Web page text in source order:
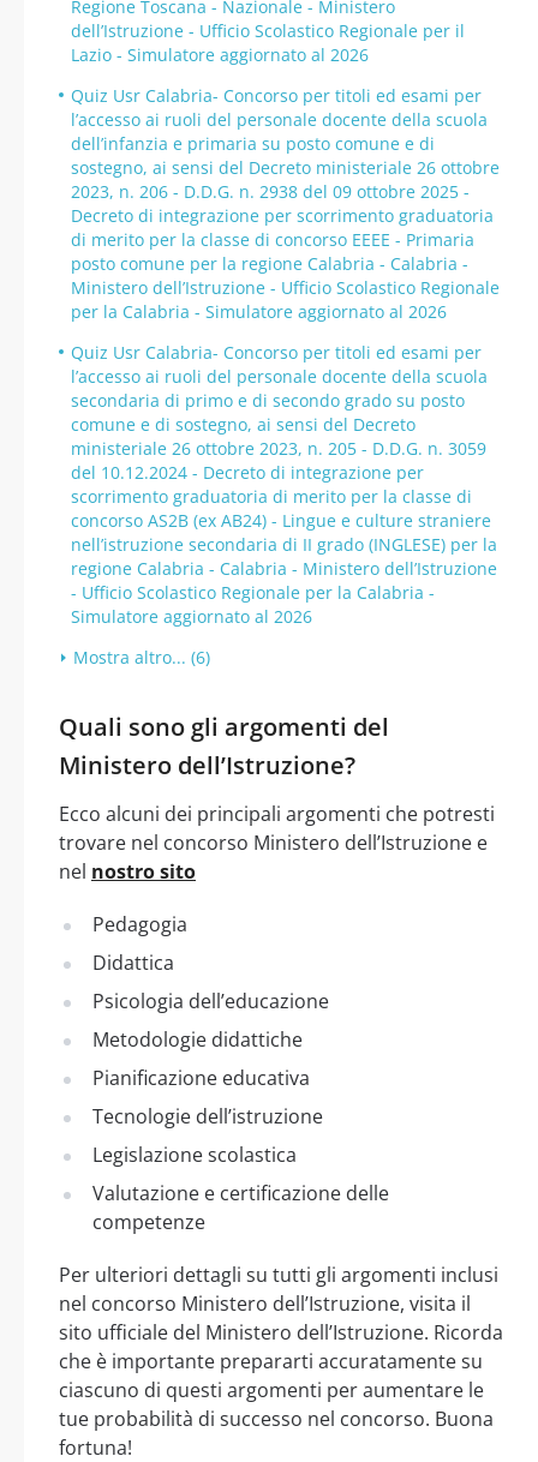
Regione Toscana - Nazionale - Ministero
dell’Istruzione - Ufficio Scolastico Regionale per il
Lazio - Simulatore aggiornato al 2026
Quiz Usr Calabria- Concorso per titoli ed esami per
l’accesso ai ruoli del personale docente della scuola
dell’infanzia e primaria su posto comune e di
sostegno, ai sensi del Decreto ministeriale 26 ottobre
2023, n. 206 - D.D.G. n. 2938 del 09 ottobre 2025 -
Decreto di integrazione per scorrimento graduatoria
di merito per la classe di concorso EEEE - Primaria
posto comune per la regione Calabria - Calabria -
Ministero dell’Istruzione - Ufficio Scolastico Regionale
per la Calabria - Simulatore aggiornato al 2026
Quiz Usr Calabria- Concorso per titoli ed esami per
l’accesso ai ruoli del personale docente della scuola
secondaria di primo e di secondo grado su posto
comune e di sostegno, ai sensi del Decreto
ministeriale 26 ottobre 2023, n. 205 - D.D.G. n. 3059
del 10.12.2024 - Decreto di integrazione per
scorrimento graduatoria di merito per la classe di
concorso AS2B (ex AB24) - Lingue e culture straniere
nell’istruzione secondaria di II grado (INGLESE) per la
regione Calabria - Calabria - Ministero dell’Istruzione
- Ufficio Scolastico Regionale per la Calabria -
Simulatore aggiornato al 2026
Mostra altro... (6)
Quali sono gli argomenti del
Ministero dell’Istruzione?
Ecco alcuni dei principali argomenti che potresti
trovare nel concorso Ministero dell’Istruzione e
nel nostro sito
Pedagogia
Didattica
Psicologia dell’educazione
Metodologie didattiche
Pianificazione educativa
Tecnologie dell’istruzione
Legislazione scolastica
Valutazione e certificazione delle
competenze
Per ulteriori dettagli su tutti gli argomenti inclusi
nel concorso Ministero dell’Istruzione, visita il
sito ufficiale del Ministero dell’Istruzione. Ricorda
che è importante prepararti accuratamente su
ciascuno di questi argomenti per aumentare le
tue probabilità di successo nel concorso. Buona
fortuna!